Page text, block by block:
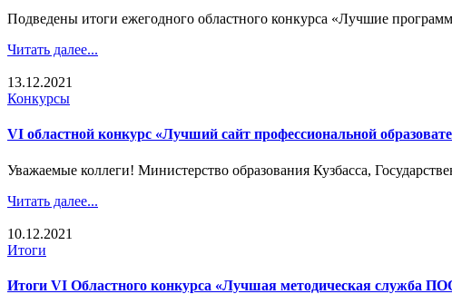
Подведены итоги ежегодного областного конкурса «Лучшие
Читать далее...
13.12.2021
Конкурсы
VI областной конкурс «Лучший сайт профессиональной
Уважаемые коллеги! Министерство образования Кузбасса,
Читать далее...
10.12.2021
Итоги
Итоги VI Областного конкурса «Лучшая методическая служба